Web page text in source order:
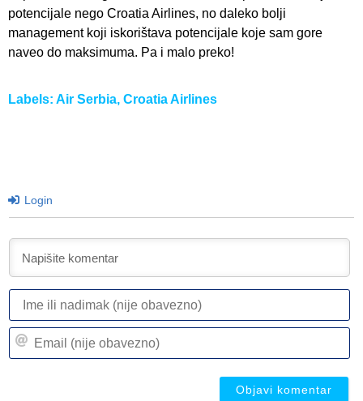
potencijale nego Croatia Airlines, no daleko bolji
management koji iskorištava potencijale koje sam gore
naveo do maksimuma. Pa i malo preko!
Labels: Air Serbia, Croatia Airlines
Login